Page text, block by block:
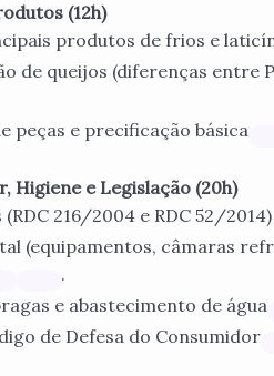
(12h)
produtos de frios e
de queijos (diferenças entre
peças e precificação básica
Higiene e Legislação (20h)
216/2004 e RDC 52/2014)
(equipamentos, câmaras
.
e abastecimento de água
de Defesa do Consumidor